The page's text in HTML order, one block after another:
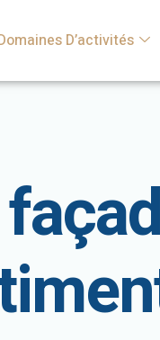
D’activités